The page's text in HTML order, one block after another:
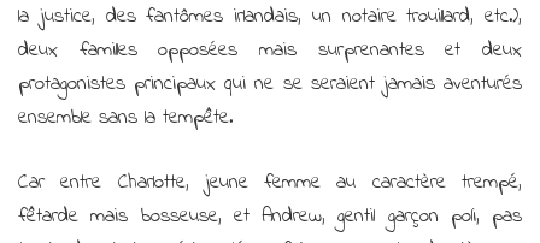
la justice, des fantômes irlandais, un notaire trouillard, etc.),
deux familles opposées mais surprenantes et deux
protagonistes principaux qui ne se seraient jamais aventurés
ensemble sans la tempête.
Car entre Charlotte, jeune femme au caractère trempé,
fêtarde mais bosseuse, et Andrew, gentil garçon poli, pas